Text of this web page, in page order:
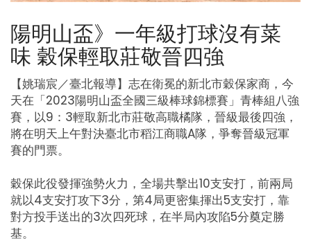
陽明山盃》一年級打球沒有菜
味 穀保輕取莊敬晉四強
【姚瑞宸／臺北報導】志在衛冕的新北市穀保家商，今
天在「2023陽明山盃全國三級棒球錦標賽」青棒組八強
賽，以9：3輕取新北市莊敬高職橘隊，晉級最後四強，
將在明天上午對決臺北市稻江商職A隊，爭奪晉級冠軍
賽的門票。
穀保此役發揮強勢火力，全場共擊出10支安打，前兩局
就以4支安打攻下3分，第4局更密集揮出5支安打，靠
對方投手送出的3次四死球，在半局內攻陷5分奠定勝
基。